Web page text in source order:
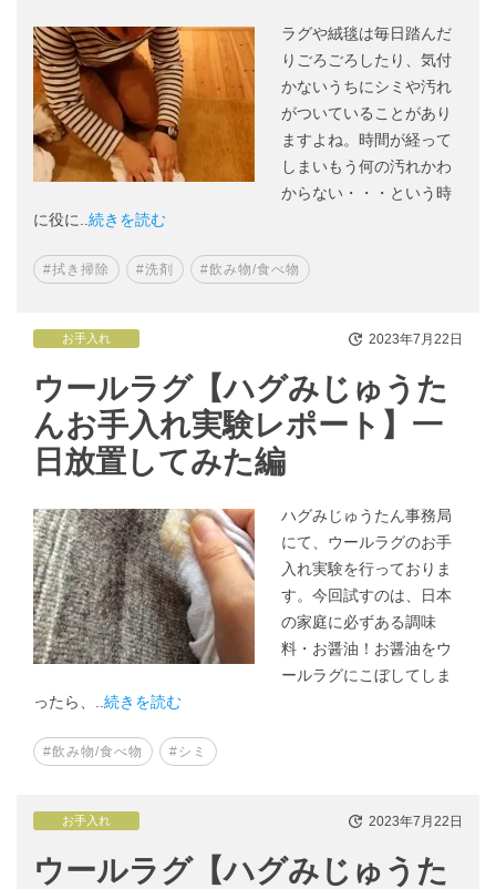
ラグや絨毯は毎日踏んだ
りごろごろしたり、気付
かないうちにシミや汚れ
がついていることがあり
ますよね。時間が経って
しまいもう何の汚れかわ
からない・・・という時
に役に.. 続きを読む
#拭き掃除 #洗剤 #飲み物/食べ物
ウールラグ【ハグみじゅうた
んお手入れ実験レポート】一
日放置してみた編
お手入れ 2023年7月22日
ハグみじゅうたん事務局
にて、ウールラグのお手
入れ実験を行っておりま
す。今回試すのは、日本
の家庭に必ずある調味
料・お醤油！お醤油をウ
ールラグにこぼしてしま
ったら、.. 続きを読む
#飲み物/食べ物 #シミ
ウールラグ【ハグみじゅうた
お手入れ 2023年7月22日